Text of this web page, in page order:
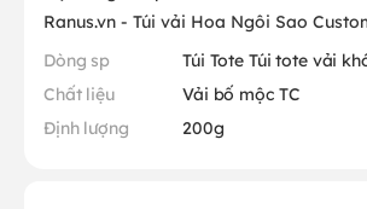
Ranus.vn - Túi vải Hoa Ngôi Sao
Dòng sp
Túi Tote Túi tote vải
Chất liệu
Vải bố mộc TC
Định lượng
200g